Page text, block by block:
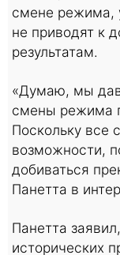
смене режима,
не приводят к
результатам.
«Думаю, мы
смены режима
Поскольку все
возможности,
добиваться
Панетта в
Панетта
исторических